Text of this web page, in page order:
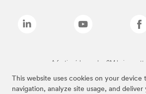
This website uses cookies on your device
navigation, analyze site usage, and
A fenti márkanevek a 3M bejegyzett